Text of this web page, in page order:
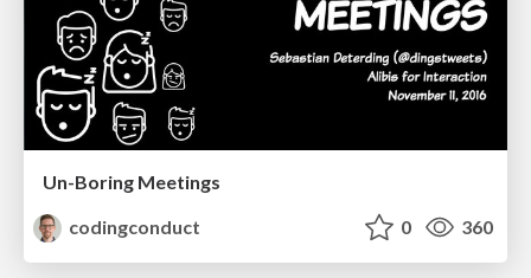
Un-Boring Meetings
codingconduct
0 360